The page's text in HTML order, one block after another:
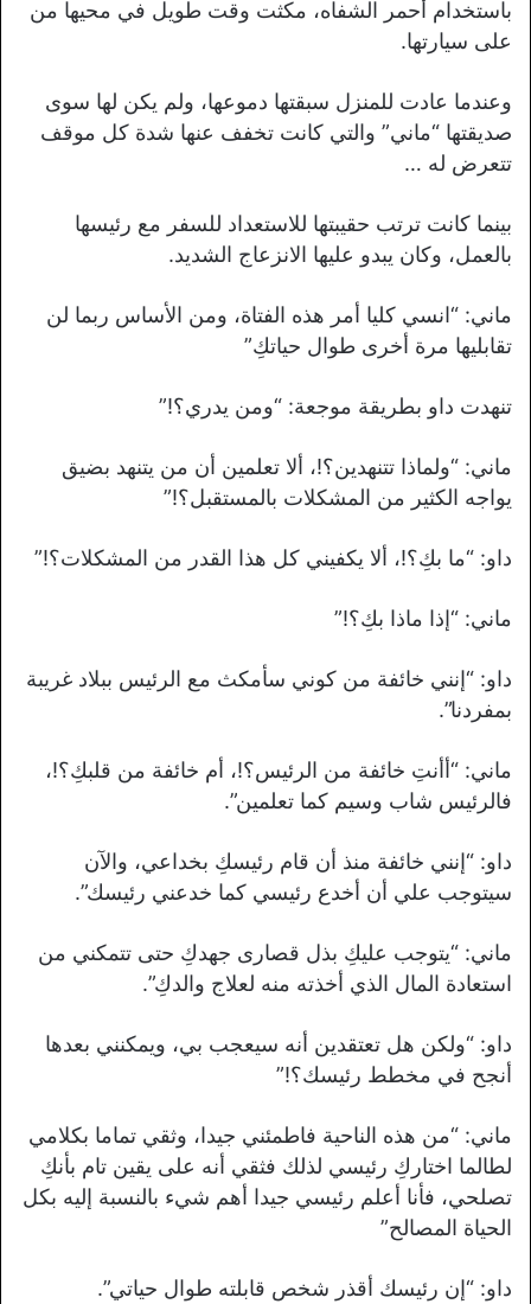
باستخدام أحمر الشفاه، مكثت وقت طويل في محيها من
على سيارتها.
وعندما عادت للمنزل سبقتها دموعها، ولم يكن لها سوى
صديقتها “ماني” والتي كانت تخفف عنها شدة كل موقف
تتعرض له …
بينما كانت ترتب حقيبتها للاستعداد للسفر مع رئيسها
بالعمل، وكان يبدو عليها الانزعاج الشديد.
ماني: “انسي كليا أمر هذه الفتاة، ومن الأساس ربما لن
تقابليها مرة أخرى طوال حياتكِ”
تنهدت داو بطريقة موجعة: “ومن يدري؟!”
ماني: “ولماذا تتنهدين؟!، ألا تعلمين أن من يتنهد بضيق
يواجه الكثير من المشكلات بالمستقبل؟!”
داو: “ما بكِ؟!، ألا يكفيني كل هذا القدر من المشكلات؟!”
ماني: “إذا ماذا بكِ؟!”
داو: “إنني خائفة من كوني سأمكث مع الرئيس ببلاد غريبة
بمفردنا”.
ماني: “أأنتِ خائفة من الرئيس؟!، أم خائفة من قلبكِ؟!،
فالرئيس شاب وسيم كما تعلمين”.
داو: “إنني خائفة منذ أن قام رئيسكِ بخداعي، والآن
سيتوجب علي أن أخدع رئيسي كما خدعني رئيسك”.
ماني: “يتوجب عليكِ بذل قصارى جهدكِ حتى تتمكني من
استعادة المال الذي أخذته منه لعلاج والدكِ”.
داو: “ولكن هل تعتقدين أنه سيعجب بي، ويمكنني بعدها
أنجح في مخطط رئيسك؟!”
ماني: “من هذه الناحية فاطمئني جيدا، وثقي تماما بكلامي
لطالما اختاركِ رئيسي لذلك فثقي أنه على يقين تام بأنكِ
تصلحي، فأنا أعلم رئيسي جيدا أهم شيء بالنسبة إليه بكل
الحياة المصالح”
داو: “إن رئيسك أقذر شخص قابلته طوال حياتي”.